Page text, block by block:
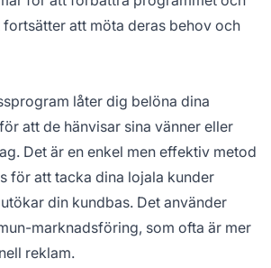
att möta deras behov och
låter dig belöna dina
att de hänvisar sina vänner eller
Det är en enkel men effektiv metod
för att tacka dina lojala kunder
din kundbas. Det använder
marknadsföring, som ofta är mer
reklam.